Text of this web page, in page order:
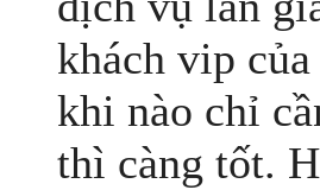
khách vip
khi nào chỉ
thì càng tốt.